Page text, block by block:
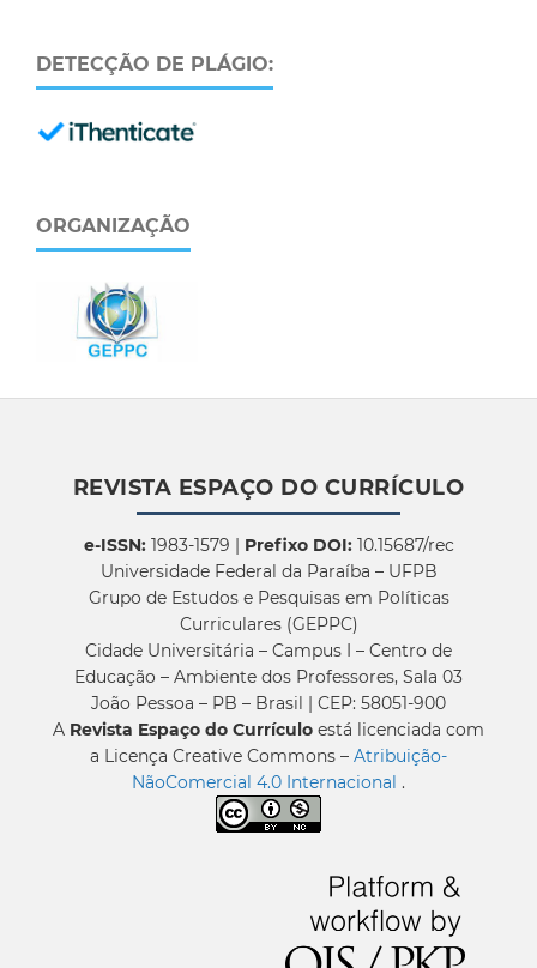
DETECÇÃO DE PLÁGIO:
ORGANIZAÇÃO
REVISTA ESPAÇO DO CURRÍCULO
e-ISSN:1983-1579 | Prefixo DOI:10.15687/rec
Universidade Federal da Paraíba – UFPB
Grupo de Estudos e Pesquisas em Políticas
Curriculares (GEPPC)
Cidade Universitária – Campus I – Centro de
Educação – Ambiente dos Professores, Sala 03
João Pessoa – PB – Brasil | CEP: 58051-900
A Revista Espaço do Currículo está licenciada com
a Licença Creative Commons – Atribuição-
NãoComercial 4.0 Internacional .